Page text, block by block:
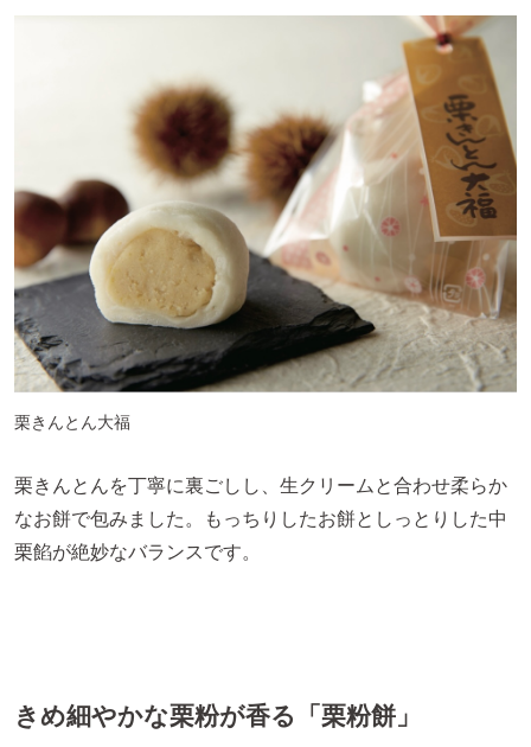
栗きんとん大福
栗きんとんを丁寧に裏ごしし、生クリームと合わせ柔らか
なお餅で包みました。もっちりしたお餅としっとりした中
栗餡が絶妙なバランスです。
きめ細やかな栗粉が香る「栗粉餅」